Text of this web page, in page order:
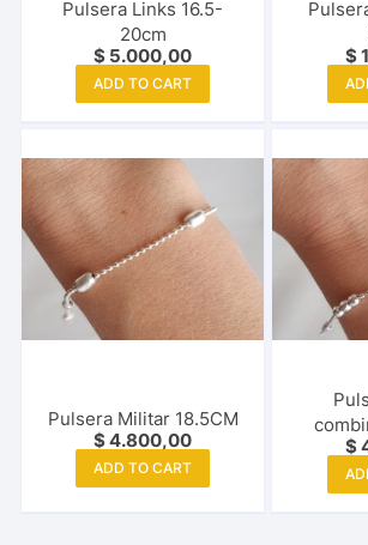
Pulsera Links 16.5-
20cm
$ 5.000,00
ADD TO CART
$
Pulsera Militar 18.5CM
$4.800,00
ADD TO CART
$